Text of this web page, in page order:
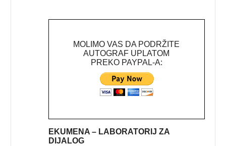
MOLIMO VAS DA PODRŽITE
AUTOGRAF UPLATOM
PREKO PAYPAL-A:
EKUMENA – LABORATORIJ ZA
DIJALOG